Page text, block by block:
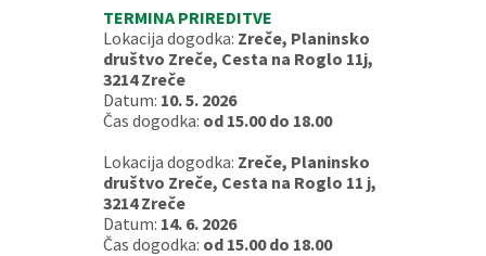
TERMINA PRIREDITVE
Lokacija dogodka: Zreče, Planinsko
društvo Zreče, Cesta na Roglo 11j,
3214 Zreče
Datum: 10. 5. 2026
Čas dogodka: od 15.00 do 18.00
Lokacija dogodka: Zreče, Planinsko
društvo Zreče, Cesta na Roglo 11 j,
3214 Zreče
Datum: 14. 6. 2026
Čas dogodka: od 15.00 do 18.00